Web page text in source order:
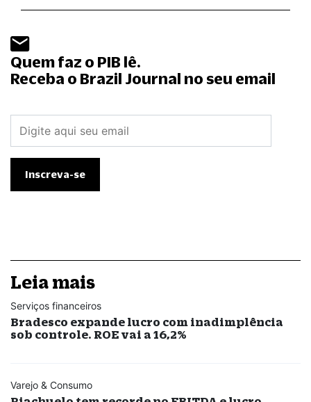
Quem faz o PIB lê.
Receba o Brazil Journal no seu email
Leia mais
Serviços financeiros
Bradesco expande lucro com inadimplência
sob controle. ROE vai a 16,2%
Varejo & Consumo